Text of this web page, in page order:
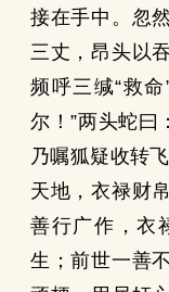
接在手中。忽
三丈，昂头以
频呼三缄“救
尔！”两头蛇曰
乃嘱狐疑收转
天地，衣禄财
善行广作，衣
生；前世一善